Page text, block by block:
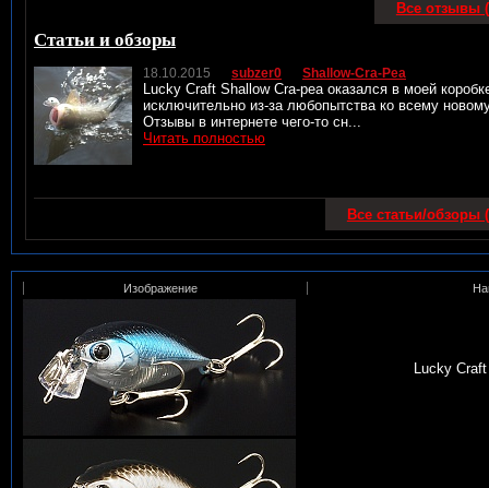
Все отзывы
Статьи и обзоры
18.10.2015 subzer0 Shallow-Cra-Pea
Lucky Craft Shallow Cra-pea оказался в моей
исключительно из-за любопытства ко всему
Отзывы в интернете чего-то сн...
Читать полностью
Все статьи/обзоры
Изображение
Lucky